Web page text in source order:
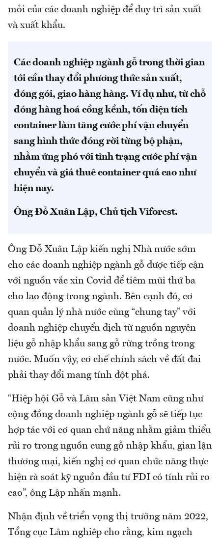
mỏi của các doanh nghiệp để duy trì sản xuất
và xuất khẩu.
Các doanh nghiệp ngành gỗ trong thời gian
tới cần thay đổi phương thức sản xuất,
đóng gói, giao hàng hàng. Ví dụ như, từ chỗ
đóng hàng hoá cồng kềnh, tốn diện tích
container làm tăng cước phí vận chuyển
sang hình thức đóng rời từng bộ phận,
nhằm ứng phó với tình trạng cước phí vận
chuyển và giá thuê container quá cao như
hiện nay.
Ông Đỗ Xuân Lập, Chủ tịch Viforest.
Ông Đỗ Xuân Lập kiến nghị Nhà nước sớm
cho các doanh nghiệp ngành gỗ được tiếp cận
với nguồn vắc xin Covid để tiêm mũi thứ ba
cho lao động trong ngành. Bên cạnh đó, cơ
quan quản lý nhà nước cùng “chung tay” với
doanh nghiệp chuyển dịch từ nguồn nguyên
liệu gỗ nhập khẩu sang gỗ rừng trồng trong
nước. Muốn vậy, cơ chế chính sách về đất đai
phải thay đổi mang tính đột phá.
“Hiệp hội Gỗ và Lâm sản Việt Nam cũng như
cộng đồng doanh nghiệp ngành gỗ sẽ tiếp tục
hợp tác với cơ quan chứ năng nhằm giảm thiểu
rủi ro trong nguồn cung gỗ nhập khẩu, gian lận
thương mại, kiến nghị cơ quan chức năng thực
hiện rà soát kỹ nguồn đầu tư FDI có tính rủi ro
cao”, ông Lập nhấn mạnh.
Nhận định về triển vọng thị trường năm 2022,
Tổng cục Lâm nghiêp cho rằng, kim ngạch